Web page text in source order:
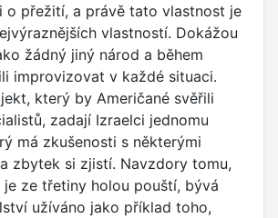
o přežití, a právě tato vlastnost je
vlastností. Dokážou
žádný jiný národ a během
improvizovat v každé situaci.
který by Američané svěřili
zadají Izraelci jednomu
má zkušenosti s některými
zbytek si zjistí. Navzdory tomu,
je ze třetiny holou pouští, bývá
užíváno jako příklad toho,